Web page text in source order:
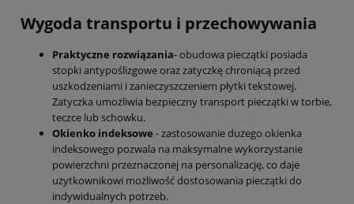
Wygoda transportu i przechowywania
Praktyczne rozwiązania- obudowa pieczątki posiada
stopki antypoślizgowe oraz zatyczkę chroniącą przed
uszkodzeniami i zanieczyszczeniem płytki tekstowej.
Zatyczka umożliwia bezpieczny transport pieczątki w torbie,
teczce lub schowku.
Okienko indeksowe - zastosowanie dużego okienka
indeksowego pozwala na maksymalne wykorzystanie
powierzchni przeznaczonej na personalizację, co daje
użytkownikowi możliwość dostosowania pieczątki do
indywidualnych potrzeb.